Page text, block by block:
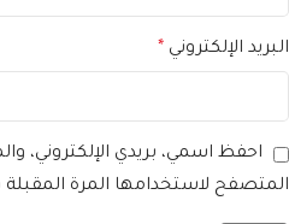
البريد الإلكتروني *
احفظ اسمي، بريدي الإلكتروني،
المتصفح لاستخدامها المرة